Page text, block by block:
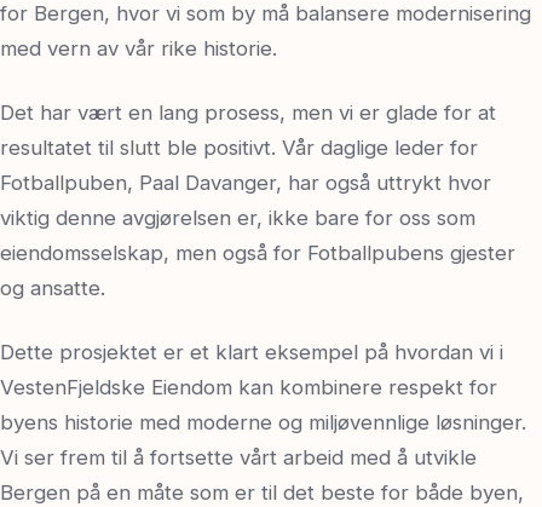
for Bergen, hvor vi som by må balansere modernisering
med vern av vår rike historie.
Det har vært en lang prosess, men vi er glade for at
resultatet til slutt ble positivt. Vår daglige leder for
Fotballpuben, Paal Davanger, har også uttrykt hvor
viktig denne avgjørelsen er, ikke bare for oss som
eiendomsselskap, men også for Fotballpubens gjester
og ansatte.
Dette prosjektet er et klart eksempel på hvordan vi i
VestenFjeldske Eiendom kan kombinere respekt for
byens historie med moderne og miljøvennlige løsninger.
Vi ser frem til å fortsette vårt arbeid med å utvikle
Bergen på en måte som er til det beste for både byen,